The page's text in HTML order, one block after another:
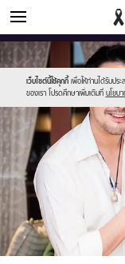
ข่าวบันเทิง
เว็บไซต์นี้ใช้คุกกี้ เพื่อให้ท่านได้รับปร
ของเรา โปรดศึกษาเพิ่มเติมที่ นโยบ
Sanook
//s.isanook.com/sr/0/
new-
sanook.png
600
60
//s.isanook.com/ns/0/ud/